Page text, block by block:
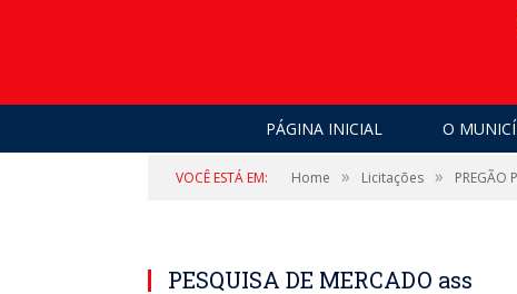
PÁGINA INICIAL O
VOCÊ ESTÁ EM: Home » Licitações » PREGÃO
PESQUISA DE MERCADO ass